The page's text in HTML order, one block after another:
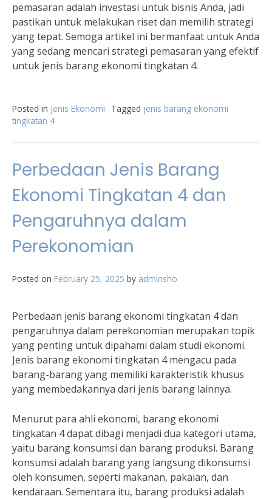
pemasaran adalah investasi untuk bisnis Anda, jadi
pastikan untuk melakukan riset dan memilih strategi
yang tepat. Semoga artikel ini bermanfaat untuk Anda
yang sedang mencari strategi pemasaran yang efektif
untuk jenis barang ekonomi tingkatan 4.
Posted in Jenis Ekonomi Tagged jenis barang ekonomi
tingkatan 4
Perbedaan Jenis Barang
Ekonomi Tingkatan 4 dan
Pengaruhnya dalam
Perekonomian
Posted on February 25, 2025 by adminsho
Perbedaan jenis barang ekonomi tingkatan 4 dan
pengaruhnya dalam perekonomian merupakan topik
yang penting untuk dipahami dalam studi ekonomi.
Jenis barang ekonomi tingkatan 4 mengacu pada
barang-barang yang memiliki karakteristik khusus
yang membedakannya dari jenis barang lainnya.
Menurut para ahli ekonomi, barang ekonomi
tingkatan 4 dapat dibagi menjadi dua kategori utama,
yaitu barang konsumsi dan barang produksi. Barang
konsumsi adalah barang yang langsung dikonsumsi
oleh konsumen, seperti makanan, pakaian, dan
kendaraan. Sementara itu, barang produksi adalah